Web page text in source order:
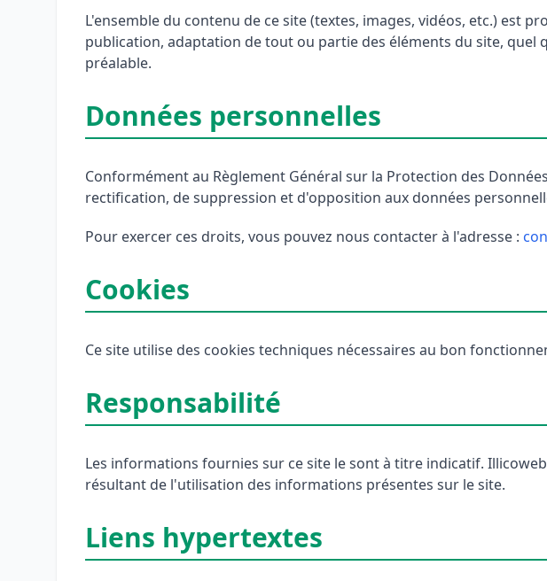
L'ensemble du contenu de ce site (textes, images, vidéos, etc.) est
publication, adaptation de tout ou partie des éléments du site,
préalable.
Données personnelles
Conformément au Règlement Général sur la Protection des
rectification, de suppression et d'opposition aux données
Pour exercer ces droits, vous pouvez nous contacter à l'adresse :
Cookies
Ce site utilise des cookies techniques nécessaires au bon
Responsabilité
Les informations fournies sur ce site le sont à titre indicatif.
résultant de l'utilisation des informations présentes sur le site.
Liens hypertextes